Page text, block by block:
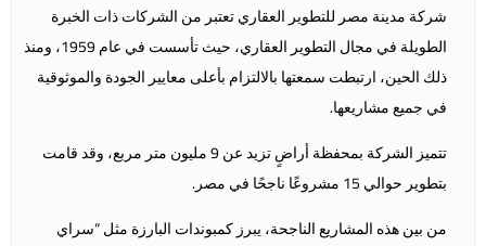
شركة مدينة مصر للتطوير العقاري تعتبر من الشركات ذات الخبرة
الطويلة في مجال التطوير العقاري، حيث تأسست في عام 1959، ومنذ
ذلك الحين، ارتبطت سمعتها بالالتزام بأعلى معايير الجودة والموثوقية
في جميع مشاريعها.
تتميز الشركة بمحفظة أراضٍ تزيد عن 9 مليون متر مربع، وقد قامت
بتطوير حوالي 15 مشروعًا ناجحًا في مصر.
من بين هذه المشاريع الناجحة، يبرز كمبوندات البارزة مثل “سراي